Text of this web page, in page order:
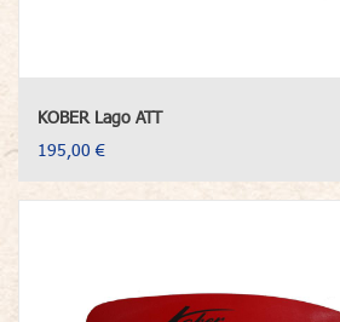
KOBER Lago ATT
195,00 €